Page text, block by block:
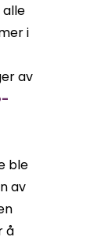
alle
i
av
ble
av
å